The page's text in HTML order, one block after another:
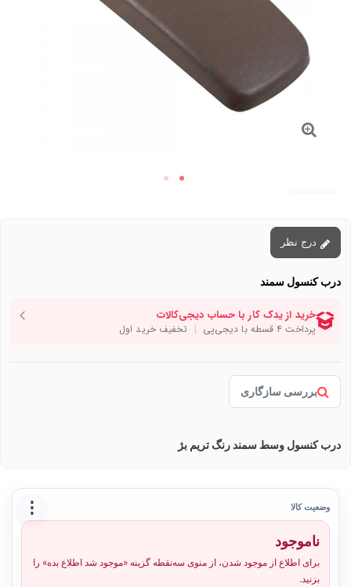
درب کنسول سمند
بررسی سازگاری
درب کنسول وسط سمند رنگ تریم بژ
⋮ وضعیت کالا
ناموجود
برای اطلاع از موجود شدن، از منوی سه‌نقطه گزینه «موجود شد اطلاع بده» را
بزنید.